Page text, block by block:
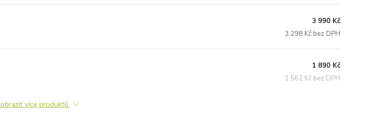
3 990 Kč
3 298 Kč bez DPH
1 890 Kč
1 562 Kč bez DPH
více produktů